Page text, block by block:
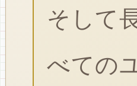
そして
べての